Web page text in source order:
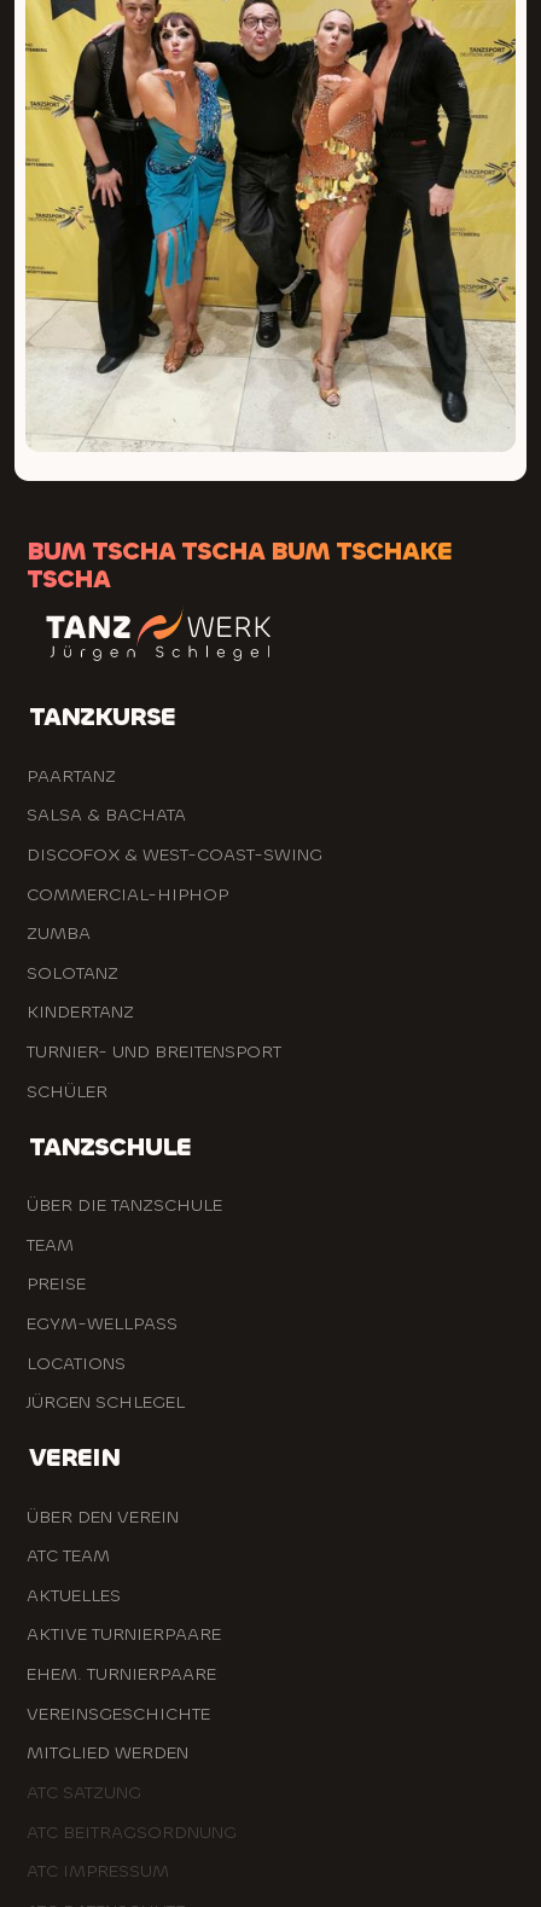
BUM TSCHA TSCHA BUM TSCHAKE
TSCHA
TANZKURSE
PAARTANZ
SALSA & BACHATA
DISCOFOX & WEST-COAST-SWING
COMMERCIAL-HIPHOP
ZUMBA
SOLOTANZ
KINDERTANZ
TURNIER- UND BREITENSPORT
SCHÜLER
TANZSCHULE
ÜBER DIE TANZSCHULE
TEAM
PREISE
EGYM-WELLPASS
LOCATIONS
JÜRGEN SCHLEGEL
VEREIN
ÜBER DEN VEREIN
ATC TEAM
AKTUELLES
AKTIVE TURNIERPAARE
EHEM. TURNIERPAARE
VEREINSGESCHICHTE
MITGLIED WERDEN
ATC SATZUNG
ATC BEITRAGSORDNUNG
ATC IMPRESSUM